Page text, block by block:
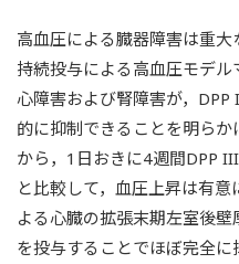
高血圧による臓器障害は重
持続投与による高血圧モデ
心障害および腎障害が，
的に抑制できることを明ら
から，1日おきに4週間DPP
と比較して，血圧上昇は有
よる心臓の拡張末期左室後
を投与することでほぼ完全